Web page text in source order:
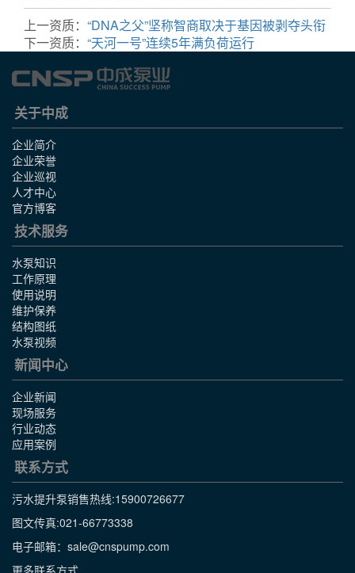
上一资质： “DNA之父”坚称智商取决于基因被剥夺头衔
下一资质： “天河一号”连续5年满负荷运行
关于中成
企业简介
企业荣誉
企业巡视
人才中心
官方博客
技术服务
水泵知识
工作原理
使用说明
维护保养
结构图纸
水泵视频
新闻中心
企业新闻
现场服务
行业动态
应用案例
联系方式
污水提升泵销售热线:15900726677
图文传真:021-66773338
电子邮箱：sale@cnspump.com
更多联系方式